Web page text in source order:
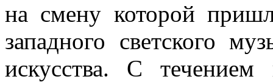
на смену которой
западного светского
искусства. С течением